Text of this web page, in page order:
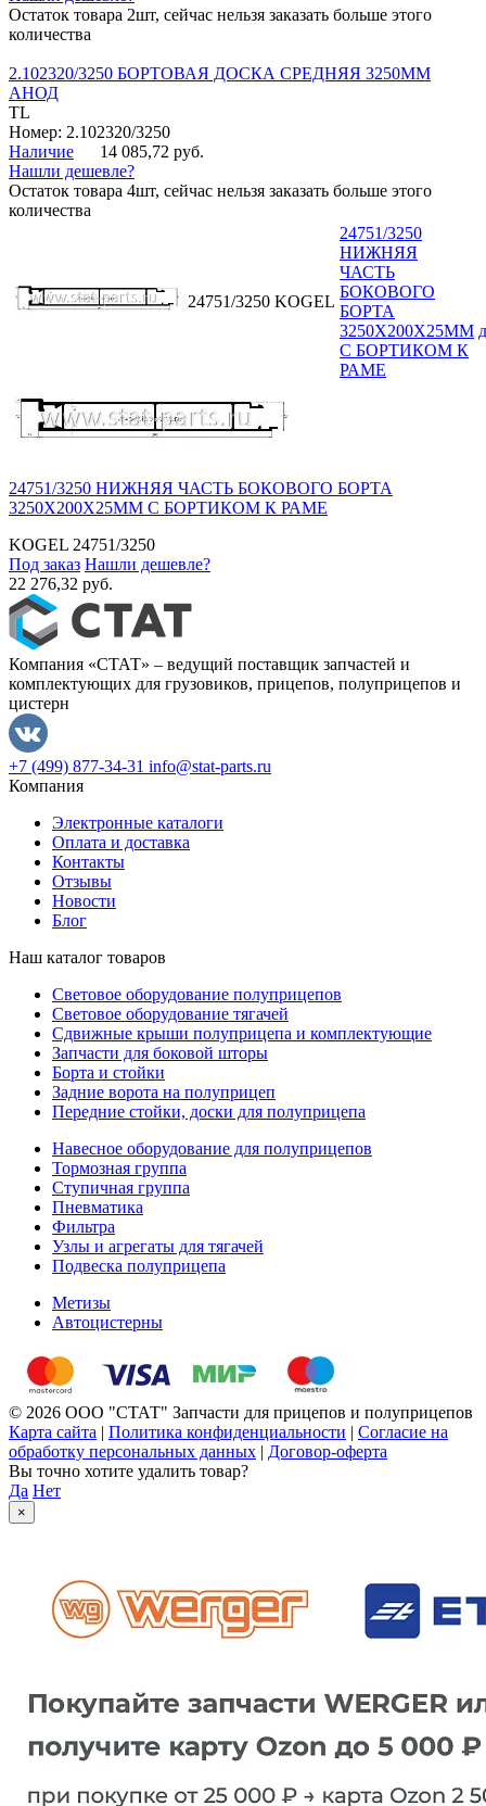
Остаток товара 2шт, сейчас нельзя заказать больше этого
количества
2.102320/3250 БОРТОВАЯ ДОСКА СРЕДНЯЯ 3250ММ
АНОД
TL
Номер: 2.102320/3250
Наличие
14 085,72 руб.
Нашли дешевле?
Остаток товара 4шт, сейчас нельзя заказать больше этого
количества
24751/3250 KOGEL
24751/3250
НИЖНЯЯ
ЧАСТЬ
БОКОВОГО
БОРТА
3250Х200Х25ММ
С БОРТИКОМ К
РАМЕ
24751/3250 НИЖНЯЯ ЧАСТЬ БОКОВОГО БОРТА
3250Х200Х25ММ С БОРТИКОМ К РАМЕ
KOGEL 24751/3250
Под заказ Нашли дешевле?
22 276,32 руб.
Компания «СТАТ» – ведущий поставщик запчастей и
комплектующих для грузовиков, прицепов, полуприцепов и
цистерн
+7 (499) 877-34-31 info@stat-parts.ru
Компания
Электронные каталоги
Оплата и доставка
Контакты
Отзывы
Новости
Блог
Наш каталог товаров
Световое оборудование полуприцепов
Световое оборудование тягачей
Сдвижные крыши полуприцепа и комплектующие
Запчасти для боковой шторы
Борта и стойки
Задние ворота на полуприцеп
Передние стойки, доски для полуприцепа
Навесное оборудование для полуприцепов
Тормозная группа
Ступичная группа
Пневматика
Фильтра
Узлы и агрегаты для тягачей
Подвеска полуприцепа
Метизы
Автоцистерны
© 2026 ООО "СТАТ" Запчасти для прицепов и полуприцепов
Карта сайта | Политика конфиденциальности | Согласие на
обработку персональных данных | Договор-оферта
Вы точно хотите удалить товар?
Да Нет
×